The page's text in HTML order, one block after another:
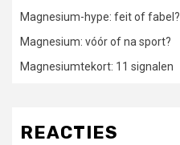
Magnesium-hype: feit of fabel?
Magnesium: vóór of na sport?
Magnesiumtekort: 11 signalen
REACTIES